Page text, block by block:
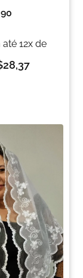
12x de
28,37